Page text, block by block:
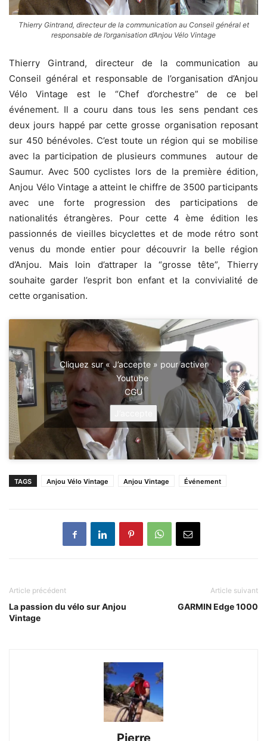
Thierry Gintrand, directeur de la communication au Conseil général et
responsable de l’organisation d’Anjou Vélo Vintage
Thierry Gintrand, directeur de la communication au
Conseil général et responsable de l’organisation d’Anjou
Vélo Vintage est le “Chef d’orchestre” de ce bel
événement. Il a couru dans tous les sens pendant ces
deux jours happé par cette grosse organisation reposant
sur 450 bénévoles. C’est toute un région qui se mobilise
avec la participation de plusieurs communes autour de
Saumur. Avec 500 cyclistes lors de la première édition,
Anjou Vélo Vintage a atteint le chiffre de 3500 participants
avec une forte progression des participations de
nationalités étrangères. Pour cette 4 ème édition les
passionnés de vieilles bicyclettes et de mode rétro sont
venus du monde entier pour découvrir la belle région
d’Anjou. Mais loin d’attraper la “grosse tête”, Thierry
souhaite garder l’esprit bon enfant et la convivialité de
cette organisation.
Cliquez sur « J’accepte » pour activer
Youtube
CGU
TAGS Anjou Vélo Vintage Anjou Vintage Événement
Article précédent
La passion du vélo sur Anjou
Vintage
Article suivant
GARMIN Edge 1000
Pierre